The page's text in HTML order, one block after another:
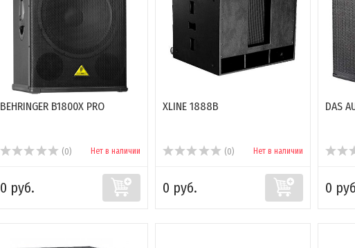
BEHRINGER B1800X PRO
(0) Нет в наличии
0 руб.
XLINE 1888B
(0) Нет в наличии
0 руб.
DAS
0